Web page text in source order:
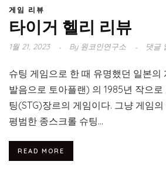
게임 리뷰
타이거 헬리 리뷰
1월 21, 2023 By원코인연구소 댓글
슈팅 게임으로 한 때 유명했던 일본의
발음으로 토아플랜) 의 1985년 작으
팅(STG)장르의 게임이다. 그냥 게임
평범한 종스크롤 슈팅...
READ MORE